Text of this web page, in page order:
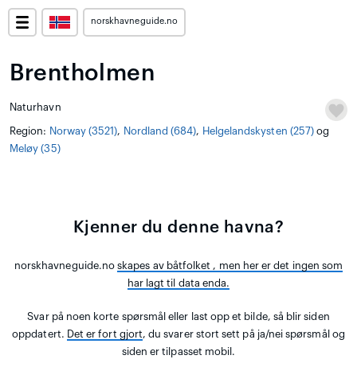
norskhavneguide.no
Brentholmen
Naturhavn
Region: Norway (3521), Nordland (684), Helgelandskysten (257) og
Meløy (35)
Kjenner du denne havna?
norskhavneguide.noskapes av båtfolket , men her er det ingen som
har lagt til data enda.
Svar på noen korte spørsmål eller last opp et bilde, så blir siden
oppdatert. Det er fort gjort, du svarer stort sett på ja/nei spørsmål og
siden er tilpasset mobil.